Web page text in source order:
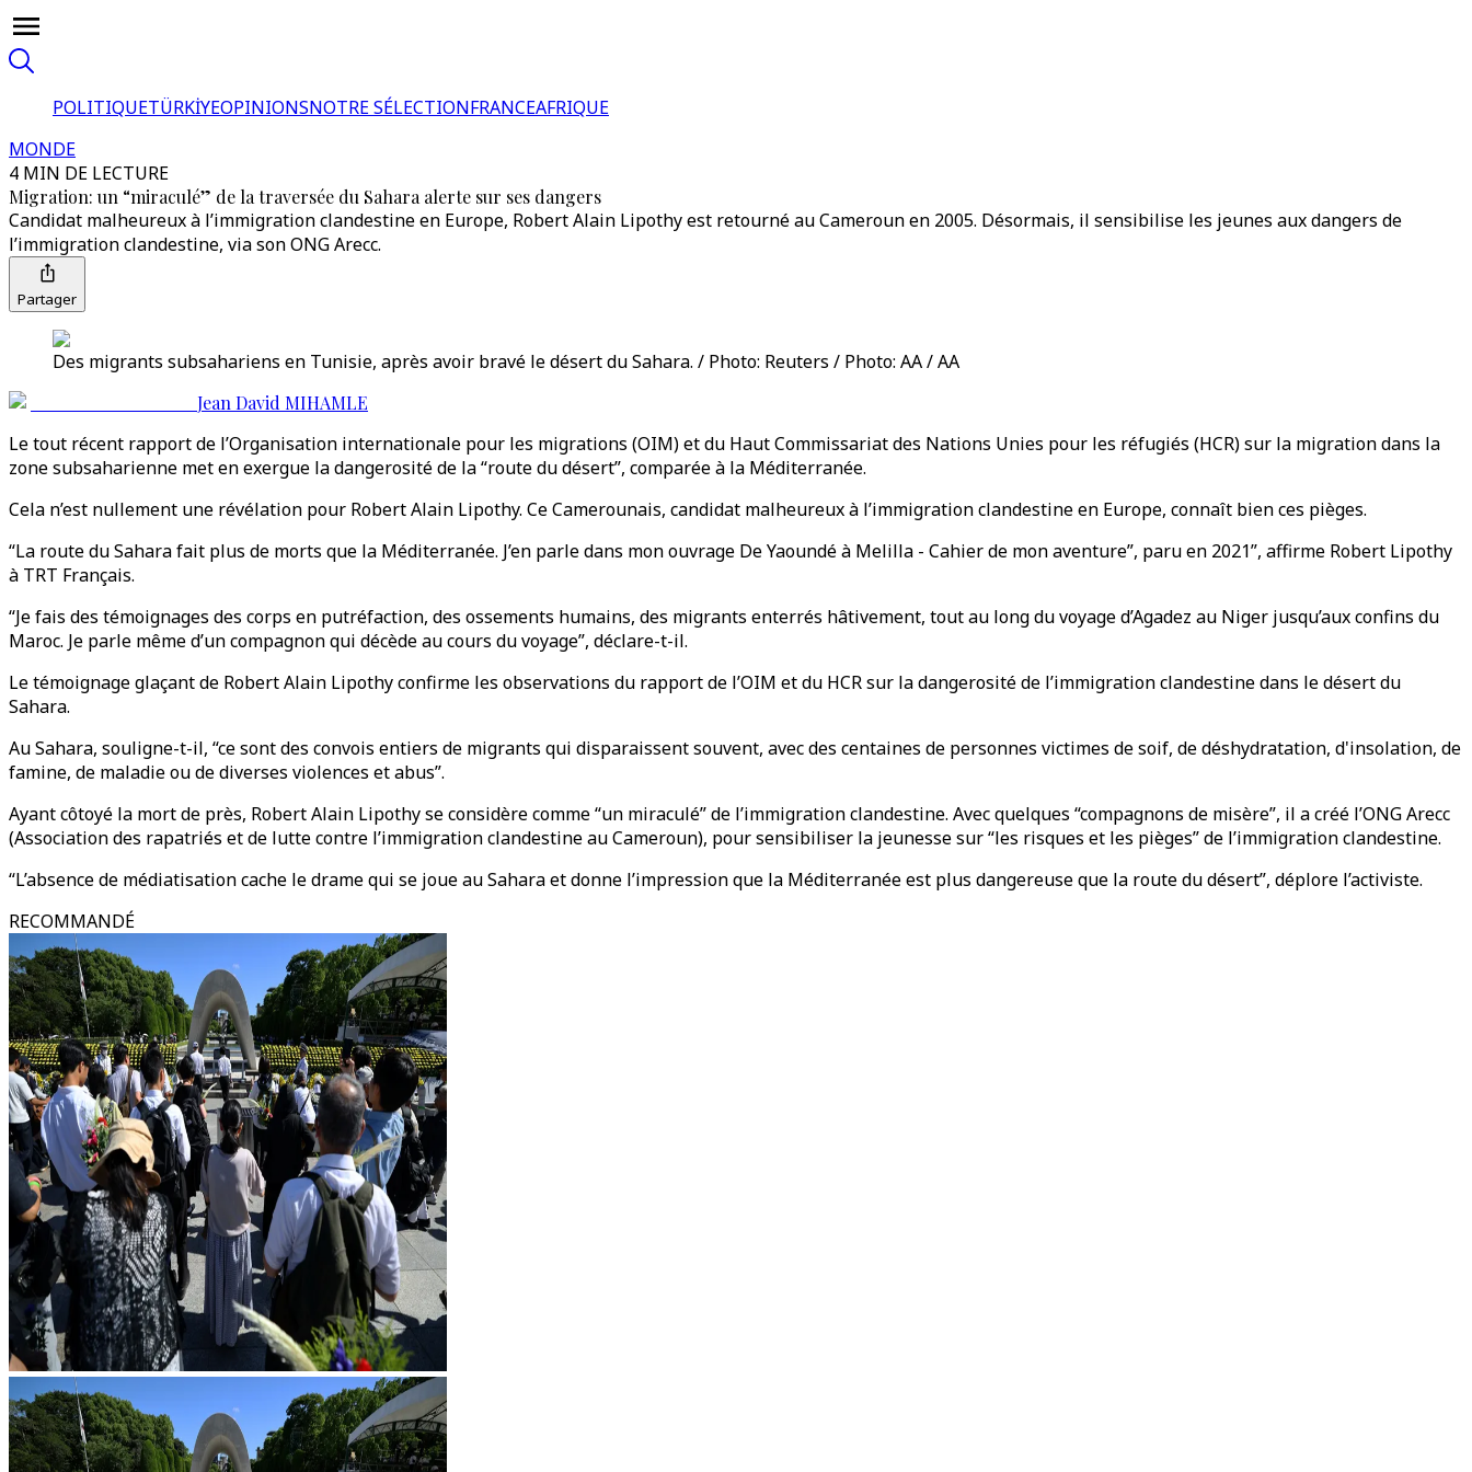
POLITIQUETÜRKİYEOPINIONSNOTRE SÉLECTIONFRANCEAFRIQUE
MONDE
4 MIN DE LECTURE
Migration: un “miraculé” de la traversée du Sahara alerte sur ses dangers
Candidat malheureux à l’immigration clandestine en Europe, Robert Alain Lipothy est retourné au Cameroun en 2005. Désormais, il sensibilise les jeunes aux dangers de
l’immigration clandestine, via son ONG Arecc.
Partager
Des migrants subsahariens en Tunisie, après avoir bravé le désert du Sahara. / Photo: Reuters / Photo: AA / AA
Jean David MIHAMLE
Le tout récent rapport de l’Organisation internationale pour les migrations (OIM) et du Haut Commissariat des Nations Unies pour les réfugiés (HCR) sur la migration dans la
zone subsaharienne met en exergue la dangerosité de la “route du désert”, comparée à la Méditerranée.
Cela n’est nullement une révélation pour Robert Alain Lipothy. Ce Camerounais, candidat malheureux à l’immigration clandestine en Europe, connaît bien ces pièges.
“La route du Sahara fait plus de morts que la Méditerranée. J’en parle dans mon ouvrage De Yaoundé à Melilla - Cahier de mon aventure”, paru en 2021”, affirme Robert Lipothy
à TRT Français.
“Je fais des témoignages des corps en putréfaction, des ossements humains, des migrants enterrés hâtivement, tout au long du voyage d’Agadez au Niger jusqu’aux confins du
Maroc. Je parle même d’un compagnon qui décède au cours du voyage”, déclare-t-il.
Le témoignage glaçant de Robert Alain Lipothy confirme les observations du rapport de l’OIM et du HCR sur la dangerosité de l’immigration clandestine dans le désert du
Sahara.
Au Sahara, souligne-t-il, “ce sont des convois entiers de migrants qui disparaissent souvent, avec des centaines de personnes victimes de soif, de déshydratation, d'insolation, de
famine, de maladie ou de diverses violences et abus”.
Ayant côtoyé la mort de près, Robert Alain Lipothy se considère comme “un miraculé” de l’immigration clandestine. Avec quelques “compagnons de misère”, il a créé l’ONG Arecc
(Association des rapatriés et de lutte contre l’immigration clandestine au Cameroun), pour sensibiliser la jeunesse sur “les risques et les pièges” de l’immigration clandestine.
“L’absence de médiatisation cache le drame qui se joue au Sahara et donne l’impression que la Méditerranée est plus dangereuse que la route du désert”, déplore l’activiste.
RECOMMANDÉ